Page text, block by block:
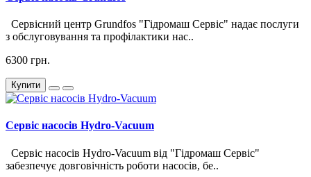
Сервісний центр Grundfos "Гідромаш Сервіс" надає послуги
з обслуговування та профілактики нас..
6300 грн.
Купити
Сервіс насосів Hydro-Vacuum
Сервіс насосів Hydro-Vacuum від "Гідромаш Сервіс"
забезпечує довговічність роботи насосів, бе..